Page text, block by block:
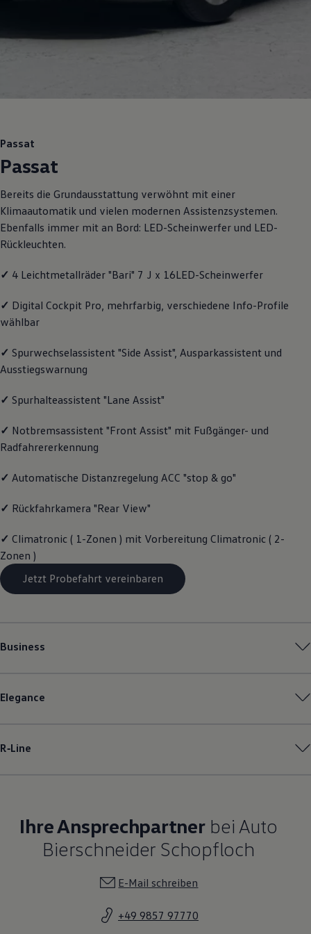
Pannen- und Unfallhilfe
Schutz und Pflege
Digitale Extras
Handy und Fahrzeug verbinden
Updates für Software, Karten und Radio
Über Ihr Auto
Vorgängermodelle
Warn- und Kontrollleuchten
Digitale Betriebsanleitung
Live Beratung
Transport
Familie
Elektromobilität
Pannen- und Unfallhilfe
Passat
Passat
Bereits die Grundausstattung verwöhnt mit einer
Klimaautomatik und vielen modernen Assistenzsystemen.
Ebenfalls immer mit an Bord: LED-Scheinwerfer und LED-
Rückleuchten.
✓ 4 Leichtmetallräder "Bari" 7 J x 16LED-Scheinwerfer
✓ Digital Cockpit Pro, mehrfarbig, verschiedene Info-Profile
wählbar
✓ Spurwechselassistent "Side Assist", Ausparkassistent und
Ausstiegswarnung
✓ Spurhalteassistent "Lane Assist"
✓ Notbremsassistent "Front Assist" mit Fußgänger- und
Radfahrererkennung
✓ Automatische Distanzregelung ACC "stop & go"
✓ Rückfahrkamera "Rear View"
✓ Climatronic ( 1-Zonen ) mit Vorbereitung Climatronic ( 2-
Zonen )
Jetzt Probefahrt vereinbaren
Business
Elegance
R‑Line
Ihre Ansprechpartnerbei Auto
Bierschneider Schopfloch
E-Mail schreiben
+49 9857 97770